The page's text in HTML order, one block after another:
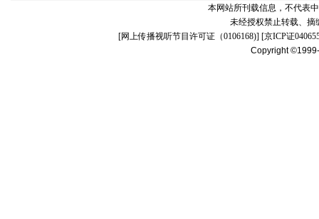
本网站所刊载信息，不代表
未经授权禁止转载、摘
[网上传播视听节目许可证（0106168)] [京ICP证
Copyright